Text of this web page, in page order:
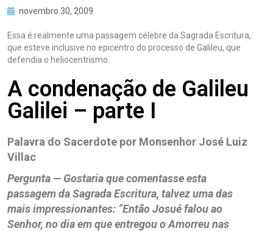
novembro 30, 2009
Essa é realmente uma passagem célebre da Sagrada Escritura,
que esteve inclusive no epicentro do processo de Galileu, que
defendia o heliocentrismo.
A condenação de Galileu
Galilei – parte I
Palavra do Sacerdote por Monsenhor José Luiz
Villac
Pergunta — Gostaria que comentasse esta
passagem da Sagrada Escritura, talvez uma das
mais impressionantes: “Então Josué falou ao
Senhor, no dia em que entregou o Amorreu nas